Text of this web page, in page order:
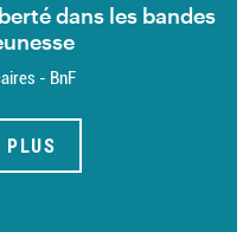
dans les bandes
- BnF
PLUS